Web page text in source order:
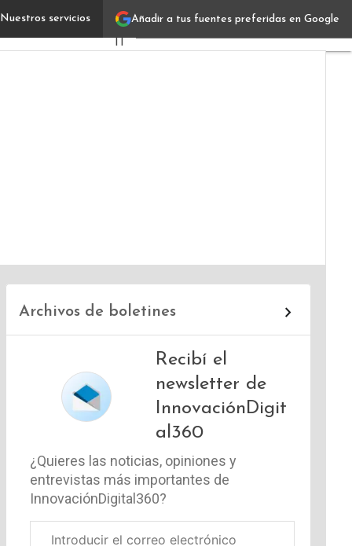
Añadir a tus fuentes preferidas en Google
Nuestros servicios
Annalisa Spedicato Verticales
IT
Archivos de boletines
Recibí el
newsletter de
InnovaciónDigit
al360
¿Quieres las noticias, opiniones y
entrevistas más importantes de
InnovaciónDigital360?